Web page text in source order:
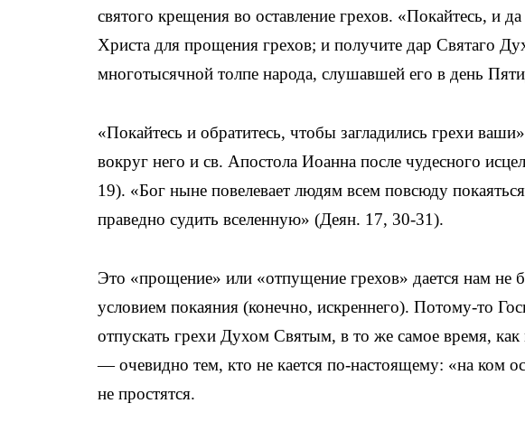
святого крещения во оставление грехов. «Покайтесь, и
Христа для прощения грехов; и получите дар Святаго
многотысячной толпе народа, слушавшей его в день
«Покайтесь и обратитесь, чтобы загладились грехи
вокруг него и св. Апостола Иоанна после чудесного
19). «Бог ныне повелевает людям всем повсюду
праведно судить вселенную» (Деян. 17, 30-31).
Это «прощение» или «отпущение грехов» дается нам не
условием покаяния (конечно, искреннего). Потому-то
отпускать грехи Духом Святым, в то же самое время,
— очевидно тем, кто не кается по-настоящему: «на ком
не простятся.